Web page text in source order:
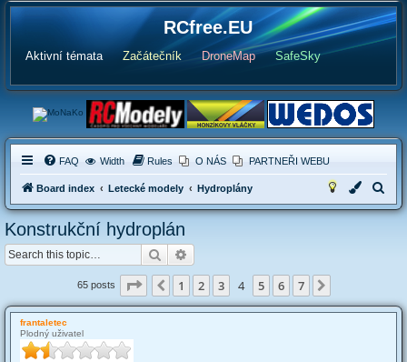
RCfree.EU
Aktivní témata Začátečník DroneMap SafeSky
FAQ Width Rules O NÁS PARTNEŘI WEBU
Board index Letecké modely Hydroplány
e
Konstrukční hydroplán
Search
65 posts Page of 7
Previous
1 2 3 4 5 6 7
frantaletec
Plodný uživatel